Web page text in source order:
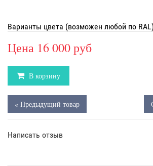
Варианты цвета (возможен любой по
Цена 16 000 руб
В корзину
« Предыдущий товар
Написать отзыв